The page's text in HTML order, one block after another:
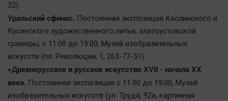
32).
Уральский сфинкс. Постоянная экспозиция Каслинского и
Кусинского художественного литья, златоустовской
гравюры, с 11:00 до 19:00, Mузей изобразительных
искусств (пл. Революции, 1, 263-77-51).
«Древнерусское и русское искусство XVII - начала ХХ
века. Постоянная экспозиция с 11:00 до 19:00, Mузей
изобразительных искусств (ул. Труда, 92а, картинная